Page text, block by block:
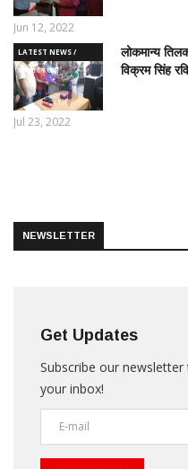
Jun 12, 2022
LATEST NEWS /
ताज़ातरीन खबरें
लोकमान्य
विक्रम सिंह रवि
Jul 23, 2022
NEWSLETTER
Get Updates
Subscribe our
your inbox!